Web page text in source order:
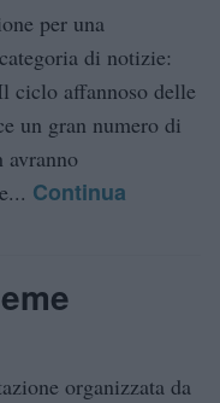
per una
di notizie:
ciclo affannoso delle
un gran numero di
avranno
Continua
organizzata da